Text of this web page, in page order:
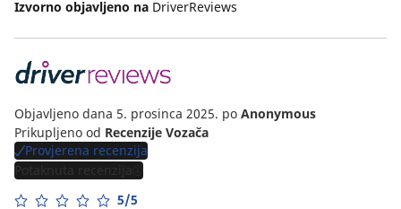
Izvorno objavljeno na DriverReviews
Objavljeno dana 5. prosinca 2025. po Anonymous
Prikupljeno od Recenzije Vozača
Provjerena recenzija
Potaknuta recenzija
5/5